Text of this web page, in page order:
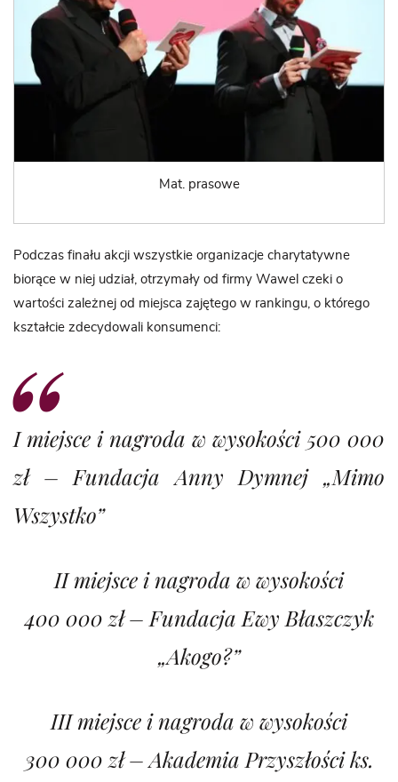
Mat. prasowe
Podczas finału akcji wszystkie organizacje charytatywne
biorące w niej udział, otrzymały od firmy Wawel czeki o
wartości zależnej od miejsca zajętego w rankingu, o którego
kształcie zdecydowali konsumenci:
I miejsce i nagroda w wysokości 500 000
zł – Fundacja Anny Dymnej „Mimo
Wszystko”
II miejsce i nagroda w wysokości
400 000 zł – Fundacja Ewy Błaszczyk
„Akogo?”
III miejsce i nagroda w wysokości
300 000 zł – Akademia Przyszłości ks.